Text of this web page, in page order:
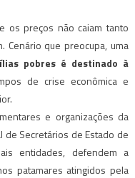
os preços não caiam tanto
que preocupa, uma
pobres é destinado à
de crise econômica e
e organizações da
de Secretários de Estado de
entidades, defendem a
patamares atingidos pela